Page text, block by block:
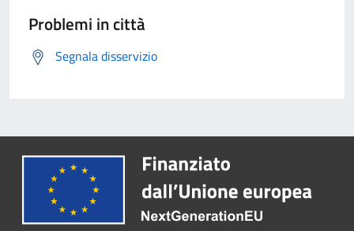
Problemi in città
Segnala disservizio